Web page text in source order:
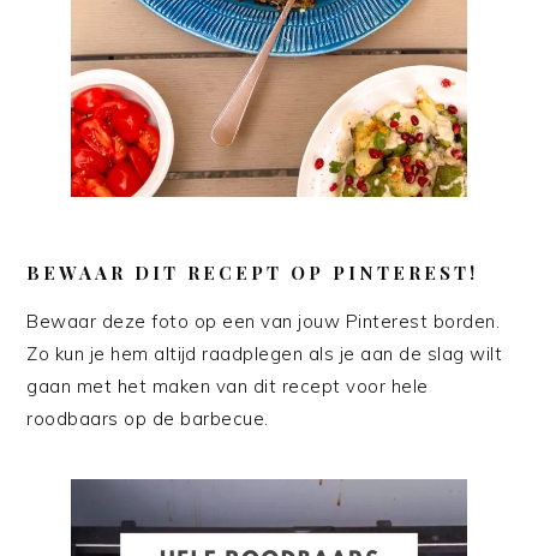
BEWAAR DIT RECEPT OP PINTEREST!
Bewaar deze foto op een van jouw Pinterest borden.
Zo kun je hem altijd raadplegen als je aan de slag wilt
gaan met het maken van dit recept voor hele
roodbaars op de barbecue.